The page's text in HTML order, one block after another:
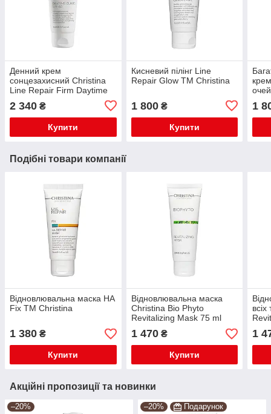
Денний крем
сонцезахисний Christina
Line Repair Firm Daytime
2 340 ₴
Купити
Кисневий пілінг Line
Repair Glow TM Christina
1 800₴
Купити
1
Подібні товари компанії
Відновлювальна маска HA
Fix TM Christina
1 380 ₴
Купити
Відновлювальна маска
Christina Bio Phyto
Revitalizing Mask 75 ml
1 470₴
Купити
TM
1
Акційні пропозиції та новинки
–20% –20% Подарунок